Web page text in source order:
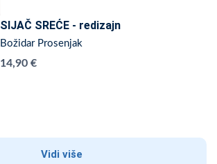
SIJAČ SREĆE - redizajn
Božidar Prosenjak
14,90 €
Vidi više